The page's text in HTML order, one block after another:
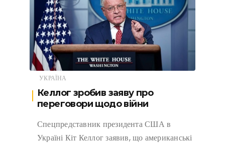
УКРАЇНА
Келлог зробив заяву про
переговори щодо війни
Спецпредставник президента США в
Україні Кіт Келлог заявив, що американські